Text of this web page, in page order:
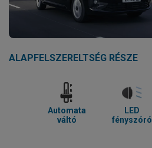
ALAPFELSZERELTSÉG RÉSZE
Automata
váltó
LED
fényszóró